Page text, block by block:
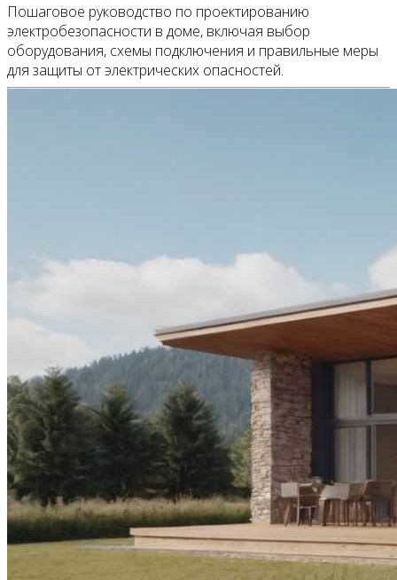
Пошаговое руководство по проектированию
электробезопасности в доме, включая выбор
оборудования, схемы подключения и правильные меры
для защиты от электрических опасностей.